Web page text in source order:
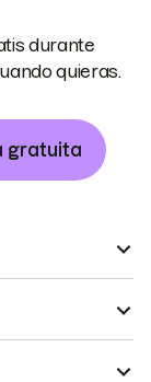
durante
quieras.
gratuita